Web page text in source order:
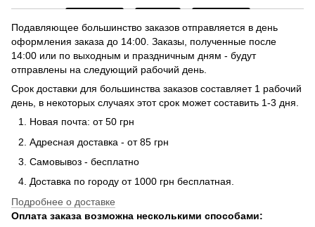
Подавляющее большинство заказов отправляется в день
оформления заказа до 14:00. Заказы, полученные после
14:00 или по выходным и праздничным дням - будут
отправлены на следующий рабочий день.
Срок доставки для большинства заказов составляет 1 рабочий
день, в некоторых случаях этот срок может составить 1-3 дня.
Новая почта: от 50 грн
Адресная доставка - от 85 грн
Самовывоз - бесплатно
Доставка по городу от 1000 грн бесплатная.
Подробнее о доставке
Оплата заказа возможна несколькими способами: